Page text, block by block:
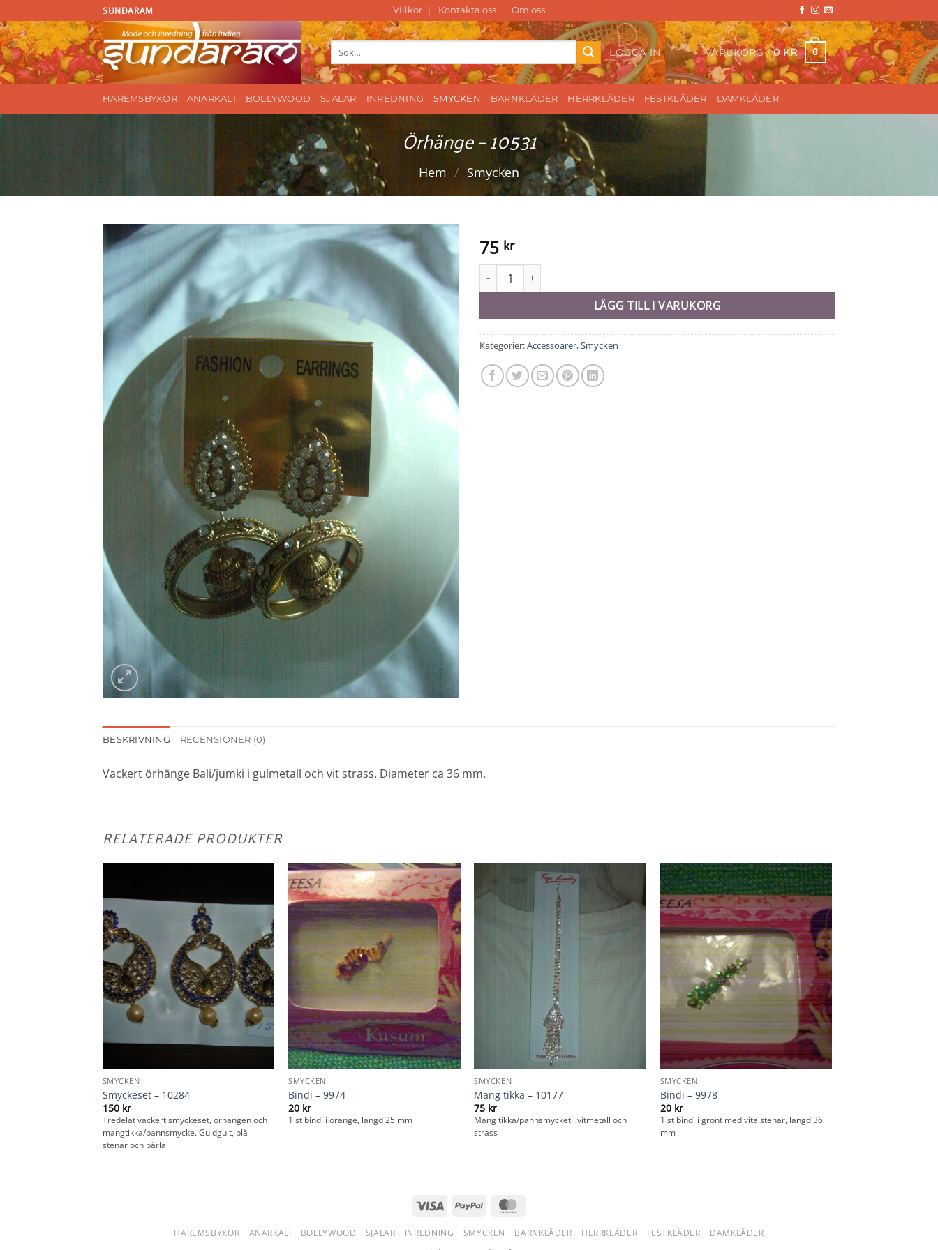
to
content
SUNDARAM Villkor Kontakta oss Om oss
Sök
LOGGA IN VARUKORG /0 KR 0
HAREMSBYXOR ANARKALI BOLLYWOOD SJALAR INREDNING SMYCKEN BARNKLÄDER HERRKLÄDER FESTKLÄDER DAMKLÄDER
Örhänge – 10531
Hem / Smycken
75 kr
Örhänge - 10531 mängd
LÄGG TILL I VARUKORG
Kategorier:Accessoarer,Smycken
BESKRIVNING RECENSIONER (0)
Vackert örhänge Bali/jumki i gulmetall och vit strass. Diameter ca 36 mm.
RELATERADE PRODUKTER
SMYCKEN
Smyckeset – 10284
150 kr
Tredelat vackert smyckeset, örhängen och
mangtikka/pannsmycke. Guldgult, blå
stenar och pärla
SMYCKEN
Bindi – 9974
20 kr
1 st bindi i orange, längd 25 mm
SMYCKEN
Mang tikka – 10177
75 kr
Mang tikka/pannsmycket i vitmetall och
strass
SMYCKEN
Bindi – 9978
20 kr
1 st bindi i grönt med vita stenar, längd 36
mm
Visa PayPal
HAREMSBYXOR ANARKALI BOLLYWOOD SJALAR INREDNING SMYCKEN BARNKLÄDER HERRKLÄDER FESTKLÄDER DAMKLÄDER